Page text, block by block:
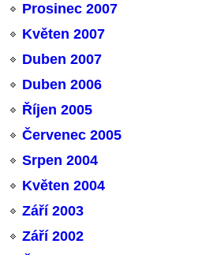
Prosinec 2007
Květen 2007
Duben 2007
Duben 2006
Říjen 2005
Červenec 2005
Srpen 2004
Květen 2004
Září 2003
Září 2002